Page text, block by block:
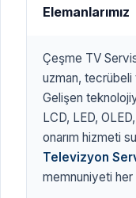
Elemanlarımız
Çeşme TV Servisi
uzman, tecrübeli
Gelişen
LCD, LED,
onarım hizmeti
Televizyon
memnuniyeti